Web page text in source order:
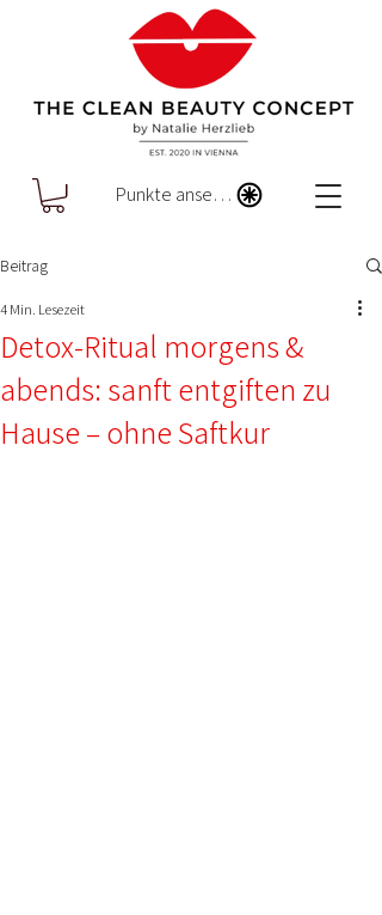
Punkte ansehen
Beitrag
Detox-Ritual morgens &
abends: sanft entgiften zu
Hause – ohne Saftkur
4 Min. Lesezeit